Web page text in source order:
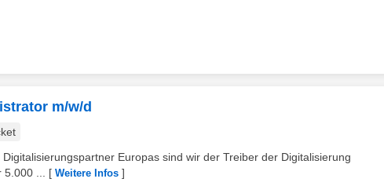
m/w/d
Europas sind wir der Treiber der Digitalisierung
...
[ Weitere Infos ]